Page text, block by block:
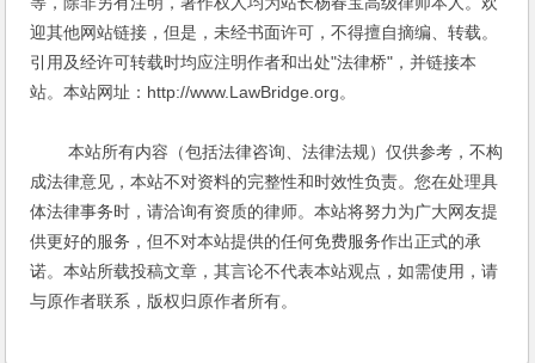
迎其他网站链接，但是，未经书面许可，不得擅自摘编、转载。
引用及经许可转载时均应注明作者和出处"法律桥"，并链接本
站。本站网址：http://www.LawBridge.org。
本站所有内容（包括法律咨询、法律法规）仅供参考，不构
成法律意见，本站不对资料的完整性和时效性负责。您在处理具
体法律事务时，请洽询有资质的律师。本站将努力为广大网友提
供更好的服务，但不对本站提供的任何免费服务作出正式的承
诺。本站所载投稿文章，其言论不代表本站观点，如需使用，请
与原作者联系，版权归原作者所有。